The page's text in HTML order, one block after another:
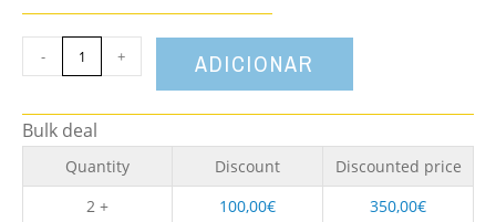
- + ADICIONAR
Bulk deal
Quantity Discount
Discounted price
2 +
100,00€ 350,00€